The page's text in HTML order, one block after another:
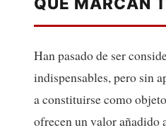
Han pasado de ser
indispensables, pero sin
a constituirse como
ofrecen un valor añadido